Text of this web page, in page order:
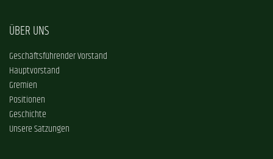
ÜBER UNS
Geschäftsführender Vorstand
Hauptvorstand
Gremien
Positionen
Geschichte
Unsere Satzungen